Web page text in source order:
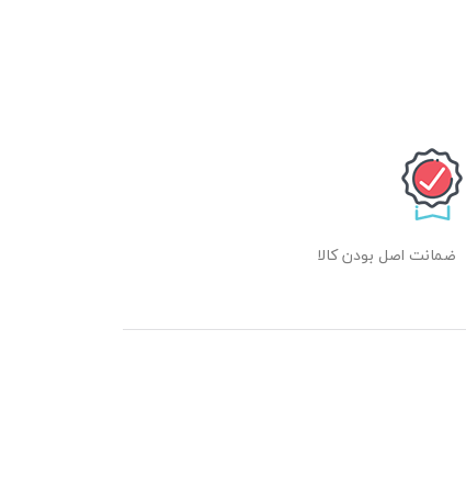
ضمانت اصل بودن کالا